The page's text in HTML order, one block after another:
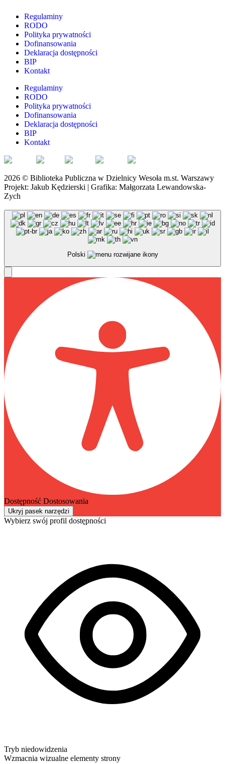
Regulaminy
RODO
Polityka prywatności
Dofinansowania
Deklaracja dostępności
BIP
Kontakt
Regulaminy
RODO
Polityka prywatności
Dofinansowania
Deklaracja dostępności
BIP
Kontakt
2026 © Biblioteka Publiczna w Dzielnicy Wesoła m.st. Warszawy
Projekt: Jakub Kędzierski | Grafika: Małgorzata Lewandowska-
Zych
Polski
Dostępność Dostosowania
Ukryj pasek narzędzi
Wybierz swój profil dostępności
Tryb niedowidzenia
Wzmacnia wizualne elementy strony